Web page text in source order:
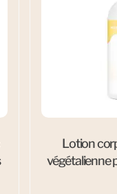
Lotion
végétalienne